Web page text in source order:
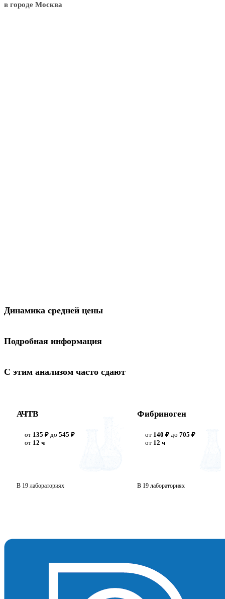
в городе Москва
Динамика средней цены
Подробная информация
С этим анализом часто сдают
АЧТВ
от 135 ₽ до 545 ₽
от 12 ч
В 19 лабораториях
Фибриноген
от 140 ₽ до 705 ₽
от 12 ч
В 19 лабораториях